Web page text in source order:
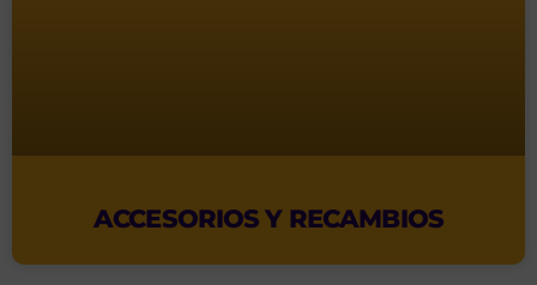
ACCESORIOS Y RECAMBIOS